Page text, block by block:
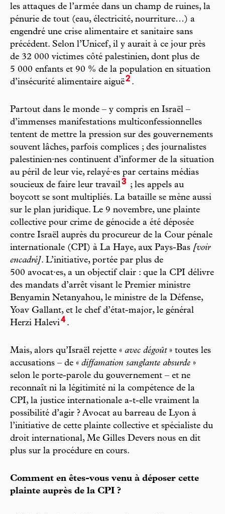
les attaques de l’armée dans un champ de ruines, la
pénurie de tout (eau, électricité, nourriture…) a
engendré une crise alimentaire et sanitaire sans
précédent. Selon l’Unicef, il y aurait à ce jour près
de 32 000 victimes côté palestinien, dont plus de
5 000 enfants et 90 % de la population en situation
d’insécurité alimentaire aiguë2 .
Partout dans le monde – y compris en Israël –
d’immenses manifestations multiconfessionnelles
tentent de mettre la pression sur des gouvernements
souvent lâches, parfois complices ; des journalistes
palestinien·nes continuent d’informer de la situation
au péril de leur vie, relayé·es par certains médias
soucieux de faire leur travail3 ; les appels au
boycott se sont multipliés. La bataille se mène aussi
sur le plan juridique. Le 9 novembre, une plainte
collective pour crime de génocide a été déposée
contre Israël auprès du procureur de la Cour pénale
internationale (CPI) à La Haye, aux Pays-Bas [voir
encadré]. L’initiative, portée par plus de
500 avocat·es, a un objectif clair : que la CPI délivre
des mandats d’arrêt visant le Premier ministre
Benyamin Netanyahou, le ministre de la Défense,
Yoav Gallant, et le chef d’état-major, le général
Herzi Halevi4.
Mais, alors qu’Israël rejette « avec dégoût» toutes les
accusations – de « diffamation sanglante absurde »
selon le porte-parole du gouvernement – et ne
reconnaît ni la légitimité ni la compétence de la
CPI, la justice internationale a-t-elle vraiment la
possibilité d’agir ? Avocat au barreau de Lyon à
l’initiative de cette plainte collective et spécialiste du
droit international, Me Gilles Devers nous en dit
plus sur la procédure en cours.
Comment en êtes-vous venu à déposer cette
plainte auprès de la CPI ?